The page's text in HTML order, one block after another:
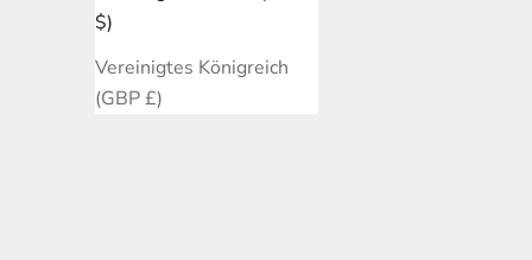
$)
Vereinigtes Königreich
(GBP £)